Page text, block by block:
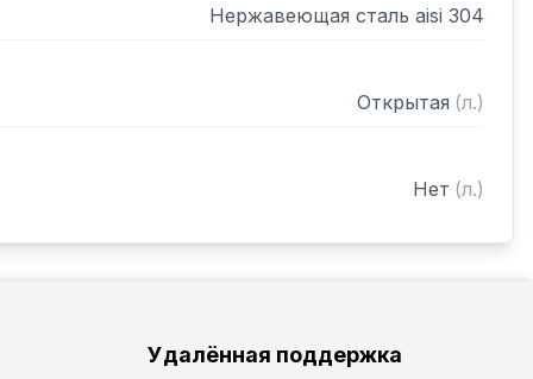
Нержавеющая сталь aisi 304
Открытая (л.)
Нет (л.)
Удалённая поддержка